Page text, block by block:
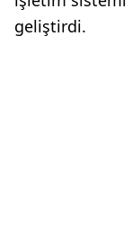
geliştirdi.